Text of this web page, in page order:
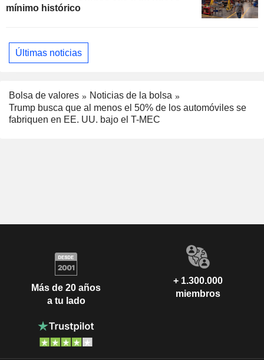
mínimo histórico
Últimas noticias
Bolsa de valores
Noticias de la bolsa
Trump busca que al menos el 50% de los automóviles se
fabriquen en EE. UU. bajo el T-MEC
Más de 20 años
a tu lado
+ 1.300.000
miembros